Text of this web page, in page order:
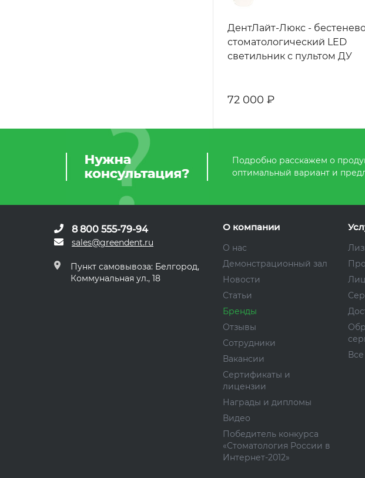
ДентЛайт-Люкс -
стоматологический LED
светильник с пультом ДУ
72 000 ₽
Подробно расскажем о
оптимальный вариант и
8 800 555-79-94
sales@greendent.ru
Пункт самовывоза: Белгород,
Коммунальная ул., 18
О компании
О нас
Демонстрационный зал
Новости
Статьи
Бренды
Отзывы
Сотрудники
Вакансии
Сертификаты и
лицензии
Награды и дипломы
Видео
Победитель конкурса
«Стоматология России в
Интернет-2012»
Все